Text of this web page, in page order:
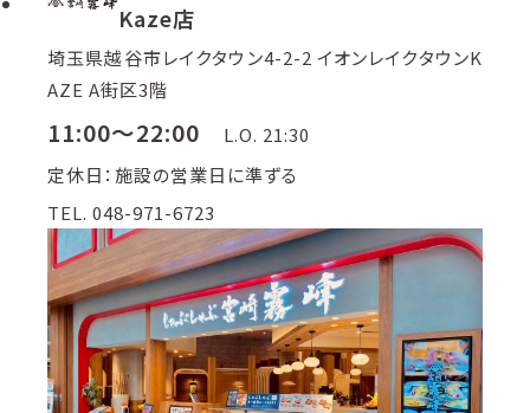
Kaze店
埼玉県越谷市レイクタウン4-2-2 イオンレイクタウンK
AZE A街区3階
11:00～22:00
L.O. 21:30
定休日：施設の営業日に準ずる
TEL. 048-971-6723